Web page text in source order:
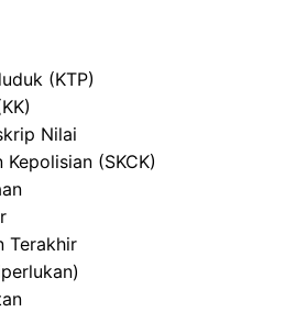
(KTP)
Nilai
(SKCK)
Terakhir